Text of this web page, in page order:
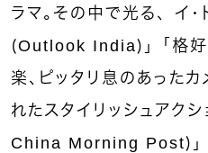
ラマ｡その中で光る、イ・
（Outlook India）」｢格
楽､ピッタリ息のあった
れたスタイリッシュアク
China Morning Post）」